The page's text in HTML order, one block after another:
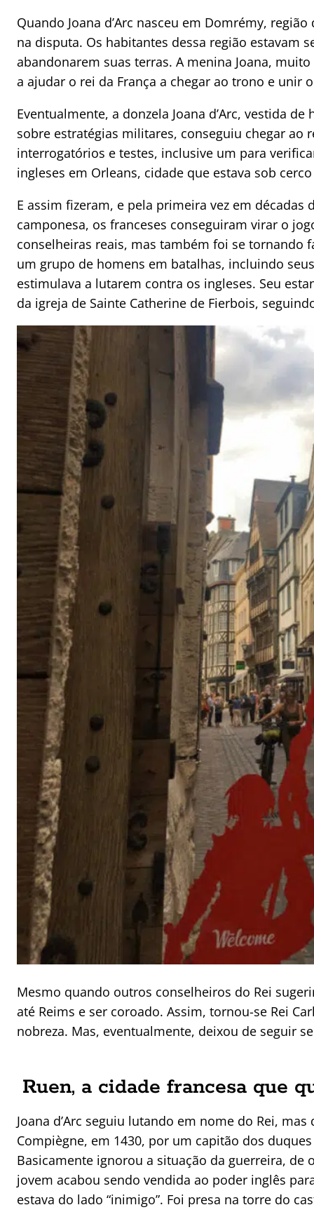
Quando Joana d’Arc nasceu em Domrémy,
na disputa. Os habitantes dessa região estavam
abandonarem suas terras. A menina Joana,
a ajudar o rei da França a chegar ao trono e unir
Eventualmente, a donzela Joana d’Arc, vestida
sobre estratégias militares, conseguiu chegar ao
interrogatórios e testes, inclusive um para
ingleses em Orleans, cidade que estava sob
E assim fizeram, e pela primeira vez em
camponesa, os franceses conseguiram virar o
conselheiras reais, mas também foi se tornando
um grupo de homens em batalhas, incluindo
estimulava a lutarem contra os ingleses. Seu
da igreja de Sainte Catherine de Fierbois,
Mesmo quando outros conselheiros do Rei
até Reims e ser coroado. Assim, tornou-se Rei
nobreza. Mas, eventualmente, deixou de seguir
Ruen, a cidade francesa que
Joana d’Arc seguiu lutando em nome do Rei,
Compiègne, em 1430, por um capitão dos
Basicamente ignorou a situação da guerreira,
jovem acabou sendo vendida ao poder inglês
estava do lado “inimigo”. Foi presa na torre do